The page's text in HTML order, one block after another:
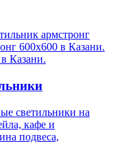
армстронг
600х600 в Казани.
Казани.
светильники на
кафе и
подвеса,